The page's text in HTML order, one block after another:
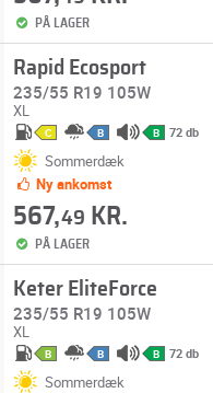
PÅ LAGER
Rapid Ecosport
235/55 R19 105W
XL
C B B 72 db
Sommerdæk
Ny ankomst
567,49 KR.
PÅ LAGER
Keter EliteForce
235/55 R19 105W
XL
B B B 72 db
Sommerdæk